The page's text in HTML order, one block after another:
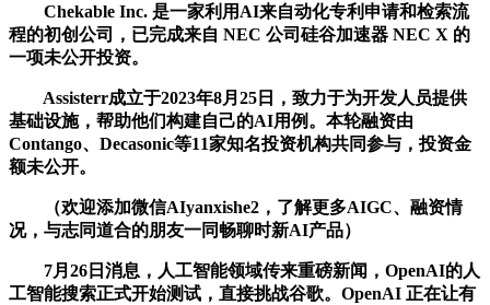
Chekable Inc. 是一家利用AI来自动化专利申请和检索流
程的初创公司，已完成来自 NEC 公司硅谷加速器 NEC X 的
一项未公开投资。
Assisterr成立于2023年8月25日，致力于为开发人员提供
基础设施，帮助他们构建自己的AI用例。本轮融资由
Contango、Decasonic等11家知名投资机构共同参与，投资金
额未公开。
（欢迎添加微信AIyanxishe2，了解更多AIGC、融资情
况，与志同道合的朋友一同畅聊时新AI产品）
7月26日消息，人工智能领域传来重磅新闻，OpenAI的人
工智能搜索正式开始测试，直接挑战谷歌。OpenAI 正在让有